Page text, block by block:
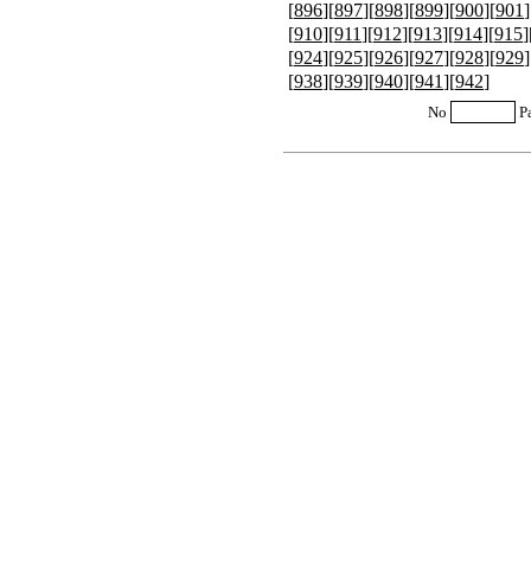
[896][897][898][899][900][901
[910][911][912][913][914][915
[924][925][926][927][928][929
[938][939][940][941][942]
No